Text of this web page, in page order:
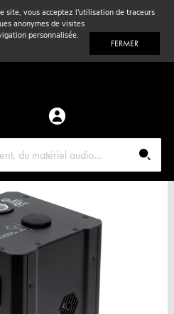
site, vous acceptez l'utilisation de traceurs
anonymes de visites
personnalisée.
FERMER